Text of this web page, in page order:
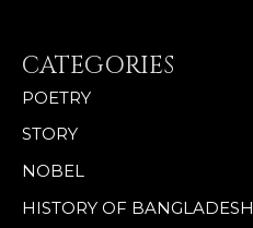
CATEGORIES
POETRY
STORY
NOBEL
HISTORY OF BANGLADESH